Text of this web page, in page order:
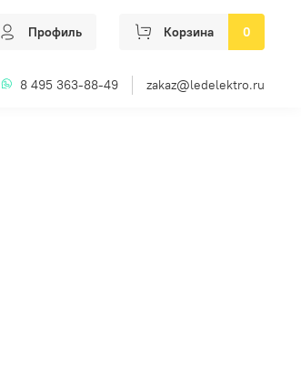
Профиль Корзина 0
8 495 363-88-49 zakaz@ledelektro.ru